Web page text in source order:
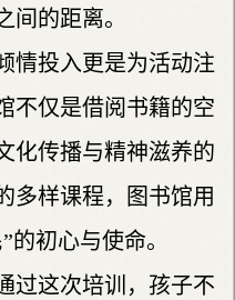
间的距离。
情投入更是为活动注
不仅是借阅书籍的空
化传播与精神滋养的
多样课程，图书馆用
的初心与使命。
过这次培训，孩子不